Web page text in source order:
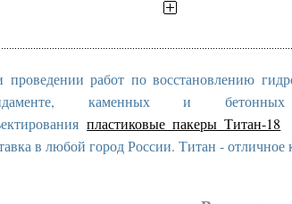
проведении работ по восстановлению
каменных и бетонных
пластиковые пакеры Титан-18
в любой город России. Титан - отличное